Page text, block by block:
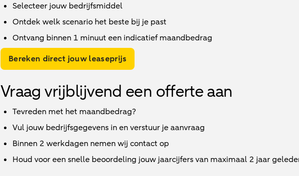
Selecteer jouw bedrijfsmiddel
Ontdek welk scenario het beste bij je past
Ontvang binnen 1 minuut een indicatief maandbedrag
Bereken direct jouw leaseprijs
Vraag vrijblijvend een offerte aan
Tevreden met het maandbedrag?
Vul jouw bedrijfsgegevens in en verstuur je aanvraag
Binnen 2 werkdagen nemen wij contact op
Houd voor een snelle beoordeling jouw jaarcijfers van maximaal 2 jaar